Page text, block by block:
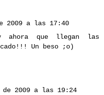
2009 a las 17:40
ahora que llegan las
Un beso ;o)
de 2009 a las 19:24